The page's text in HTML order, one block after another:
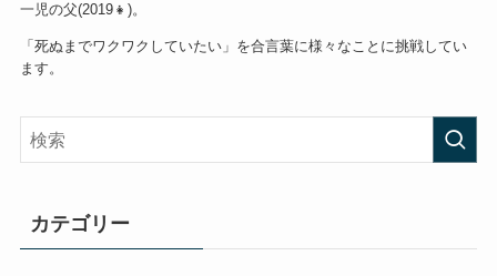
一児の父(2019👧)。
「死ぬまでワクワクしていたい」を合言葉に様々なことに挑戦してい
ます。
カテゴリー